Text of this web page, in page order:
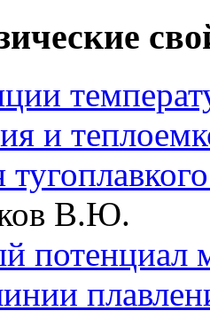
и
В.Ю.
потенциал